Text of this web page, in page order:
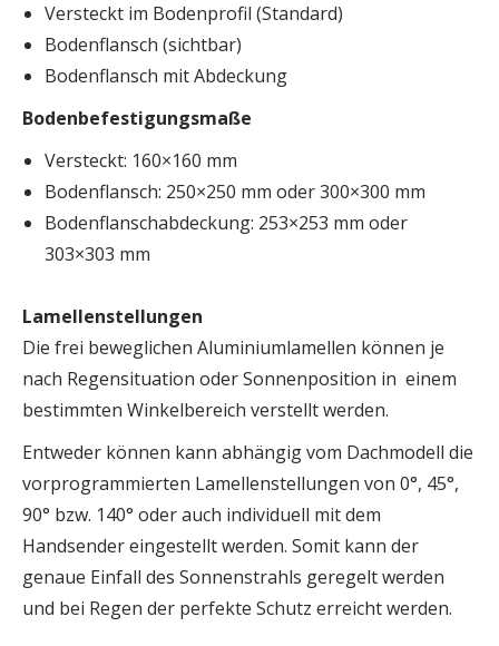
Versteckt im Bodenprofil (Standard)
Bodenflansch (sichtbar)
Bodenflansch mit Abdeckung
Bodenbefestigungsmaße
Versteckt: 160×160 mm
Bodenflansch: 250×250 mm oder 300×300 mm
Bodenflanschabdeckung: 253×253 mm oder
303×303 mm
Lamellenstellungen
Die frei beweglichen Aluminiumlamellen können je
nach Regensituation oder Sonnenposition in einem
bestimmten Winkelbereich verstellt werden.
Entweder können kann abhängig vom Dachmodell die
vorprogrammierten Lamellenstellungen von 0°, 45°,
90° bzw. 140° oder auch individuell mit dem
Handsender eingestellt werden. Somit kann der
genaue Einfall des Sonnenstrahls geregelt werden
und bei Regen der perfekte Schutz erreicht werden.